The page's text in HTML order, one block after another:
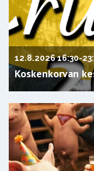
12.8.2026 16:30-
Koskenkorvan